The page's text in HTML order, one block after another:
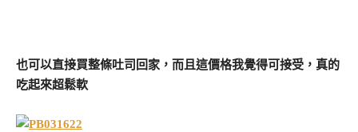
也可以直接買整條吐司回家，而且這價格我覺得可接受，真的
吃起來超鬆軟